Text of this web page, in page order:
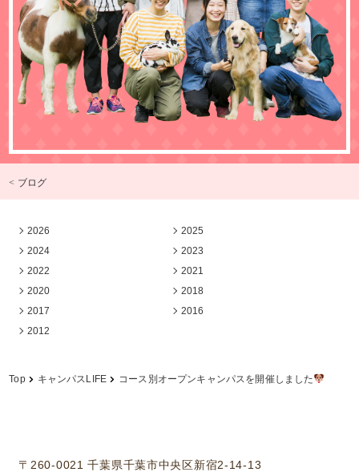
< ブログ
2026
2025
2024
2023
2022
2021
2020
2018
2017
2016
2012
Top キャンパスLIFE コース別オープンキャンパスを開催しました
〒260-0021 千葉県千葉市中央区新宿2-14-13